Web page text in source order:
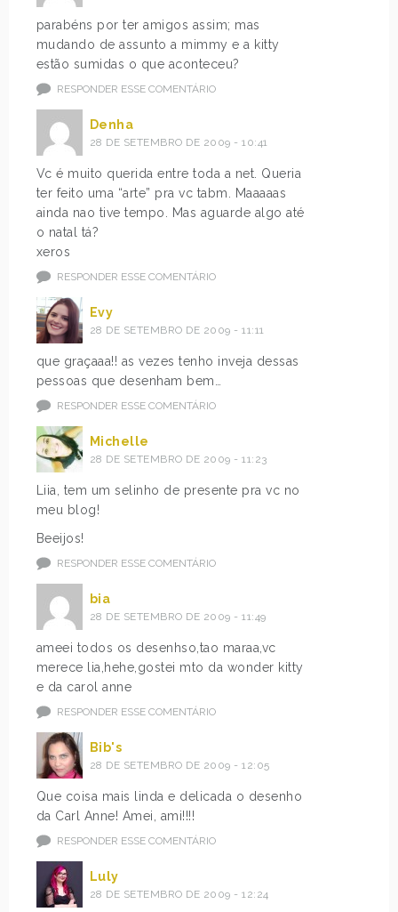
parabéns por ter amigos assim; mas
mudando de assunto a mimmy e a kitty
estão sumidas o que aconteceu?
RESPONDER ESSE COMENTÁRIO
Denha
28 DE SETEMBRO DE 2009 - 10:41
Vc é muito querida entre toda a net. Queria
ter feito uma “arte” pra vc tabm. Maaaaas
ainda nao tive tempo. Mas aguarde algo até
o natal tá?
xeros
RESPONDER ESSE COMENTÁRIO
Evy
28 DE SETEMBRO DE 2009 - 11:11
que graçaaa!! as vezes tenho inveja dessas
pessoas que desenham bem…
RESPONDER ESSE COMENTÁRIO
Michelle
28 DE SETEMBRO DE 2009 - 11:23
Liia, tem um selinho de presente pra vc no
meu blog!
Beeijos!
RESPONDER ESSE COMENTÁRIO
bia
28 DE SETEMBRO DE 2009 - 11:49
ameei todos os desenhso,tao maraa,vc
merece lia,hehe,gostei mto da wonder kitty
e da carol anne
RESPONDER ESSE COMENTÁRIO
Bib's
28 DE SETEMBRO DE 2009 - 12:05
Que coisa mais linda e delicada o desenho
da Carl Anne! Amei, ami!!!!
RESPONDER ESSE COMENTÁRIO
Luly
28 DE SETEMBRO DE 2009 - 12:24